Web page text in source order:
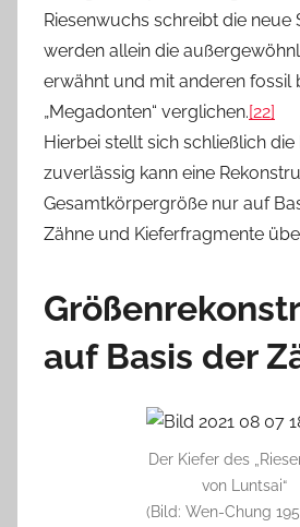
Riesenwuchs schreibt die neue
werden allein die
erwähnt und mit anderen fossil
„Megadonten“ verglichen.[22]
Hierbei stellt sich schließlich die
zuverlässig kann eine
Gesamtkörpergröße nur auf
Zähne und Kieferfragmente
auf Basis der
Der Kiefer des
von Luntsai“
(Bild: Wen-Chung